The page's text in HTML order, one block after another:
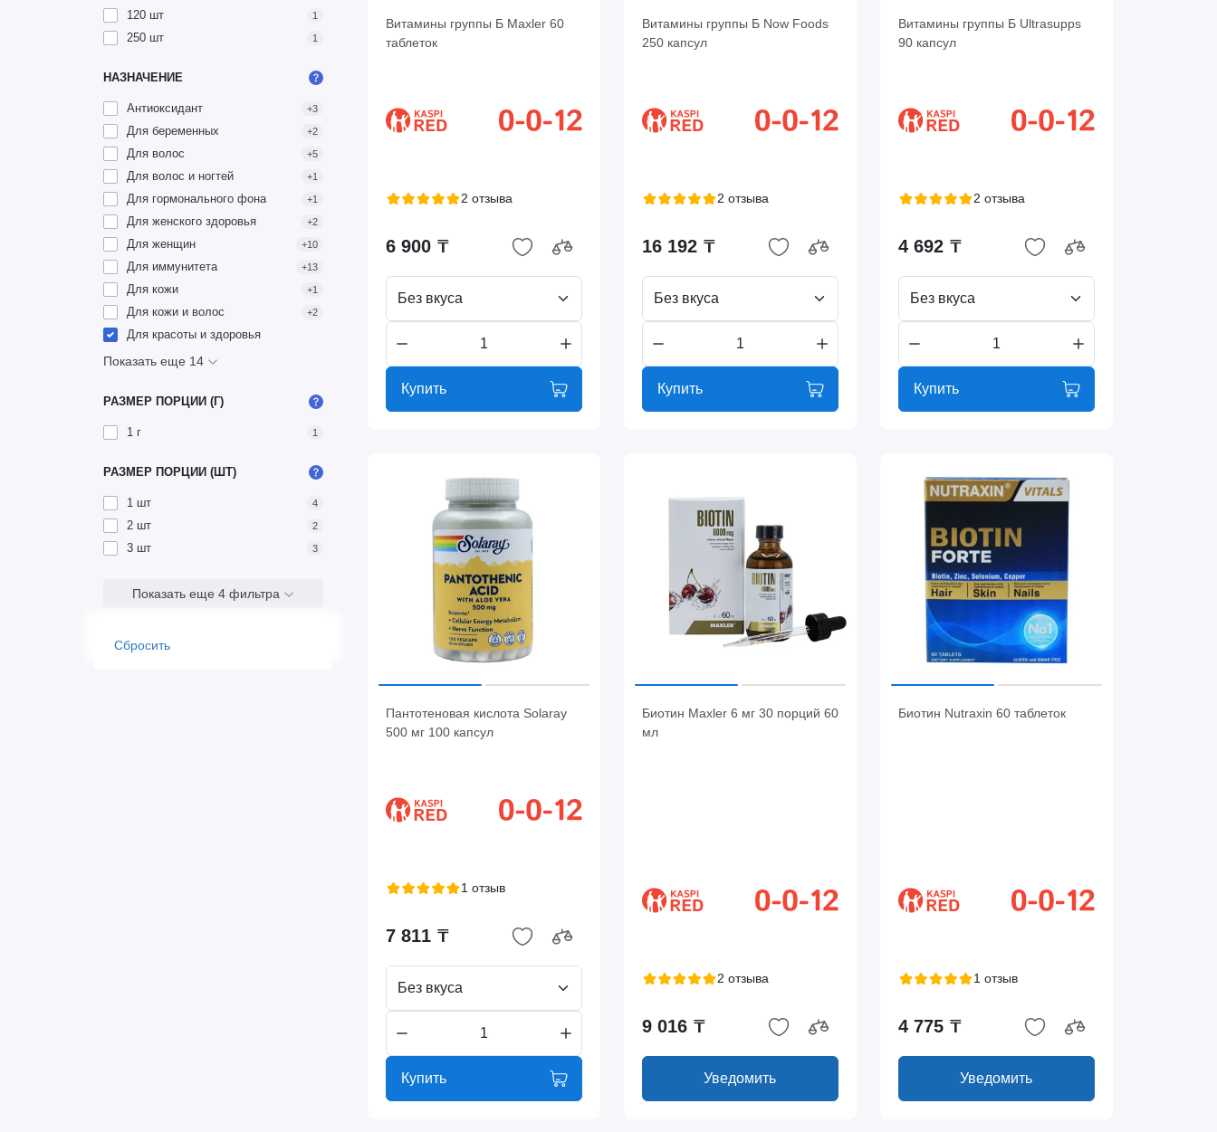
120 шт 1
250 шт 1
НАЗНАЧЕНИЕ
Антиоксидант +3
Для беременных +2
Для волос +5
Для волос и ногтей +1
Для гормонального фона +1
Для женского здоровья +2
Для женщин +10
Для иммунитета +13
Для кожи +1
Для кожи и волос +2
Для красоты и здоровья
Показать еще 14
РАЗМЕР ПОРЦИИ (Г)
1 г 1
РАЗМЕР ПОРЦИИ (ШТ)
1 шт 4
2 шт 2
3 шт 3
Показать еще 4 фильтра
Сбросить
Витамины группы Б Maxler 60
таблеток
2 отзыва
6 900 ₸
Без вкуса
Купить
Витамины группы Б Now Foods
250 капсул
2 отзыва
16 192 ₸
Без вкуса
Купить
Витамины группы Б Ultrasupps
90 капсул
2 отзыва
4 692 ₸
Без вкуса
Купить
Пантотеновая кислота Solaray
500 мг 100 капсул
1 отзыв
7 811 ₸
Без вкуса
Купить
Биотин Maxler 6 мг 30 порций 60
мл
2 отзыва
9 016 ₸
Уведомить
Биотин Nutraxin 60 таблеток
1 отзыв
4 775 ₸
Уведомить